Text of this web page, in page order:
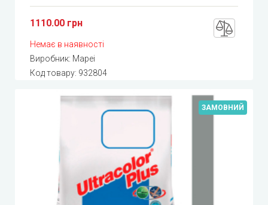
1110.00 грн
Немає в наявності
Виробник: Mapei
Код товару: 932804
ЗАМОВНИЙ